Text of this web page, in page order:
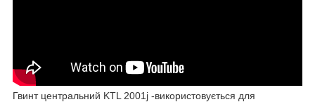
Гвинт центральний KTL 2001j -використовується для